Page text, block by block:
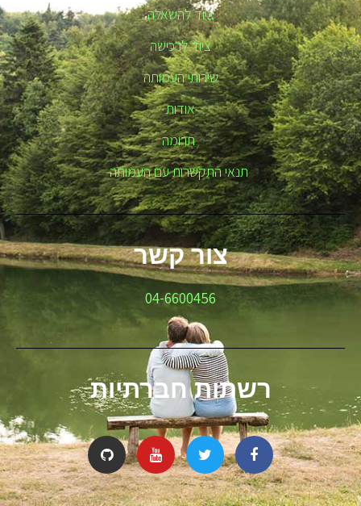
ציוד להשאלה
ציוד לרכישה
שירותי העמותה
אודות
תרומה
תנאי התקשרות עם העמותה
צור קשר
04-6600456
רשתות חברתיות